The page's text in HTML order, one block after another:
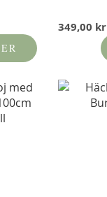
349,00 kr